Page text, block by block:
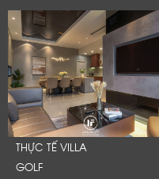
THỰC TẾ VILLA
GOLF